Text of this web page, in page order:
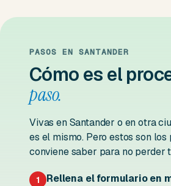
PASOS EN SANTANDER
Cómo es el
paso.
Vivas en Santander o en otra
es el mismo. Pero estos son los
conviene saber para no perder
1
Rellena el formulario en